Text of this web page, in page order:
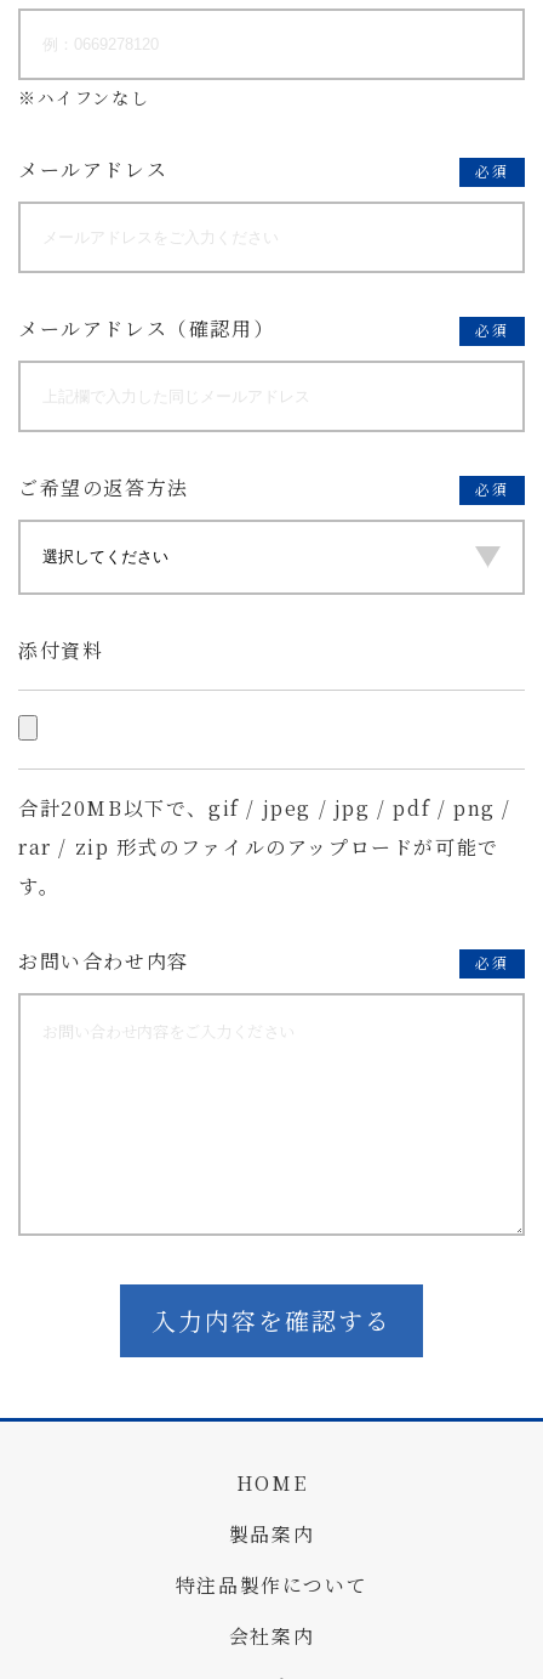
※ハイフンなし
メールアドレス 必須
メールアドレス（確認用） 必須
ご希望の返答方法 必須
添付資料
合計20MB以下で、gif / jpeg / jpg / pdf / png /
rar / zip 形式のファイルのアップロードが可能で
す。
お問い合わせ内容 必須
HOME
製品案内
特注品製作について
会社案内